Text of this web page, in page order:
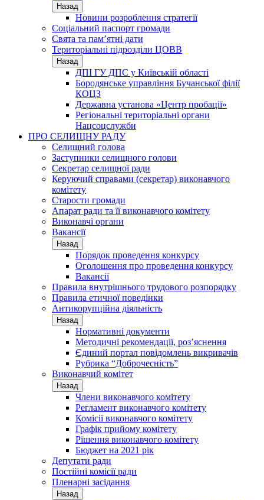
Назад
Новини розроблення стратегії
Соціальний паспорт громади
Свята та пам’ятні дати
Територіальні підрозділи ЦОВВ
Назад
ДПІ ГУ ДПС у Київській області
Бородянське управління Бучанської філії
КОЦЗ
Державна установа «Центр пробації»
Регіональні територіальні органи
Нацсоцслужби
ПРО СЕЛИЩНУ РАДУ
Селищний голова
Заступники селищного голови
Секретар селищної ради
Керуючий справами (секретар) виконавчого
комітету
Старости громади
Апарат ради та її виконавчого комітету
Виконавчі органи
Вакансії
Назад
Порядок проведення конкурсу
Оголошення про проведення конкурсу
Вакансії
Правила внутрішнього трудового розпорядку
Правила етичної поведінки
Антикорупційна діяльність
Назад
Нормативні документи
Методичні рекомендації, роз’яснення
Єдиний портал повідомлень викривачів
Рубрика “Доброчесність”
Виконавчий комітет
Назад
Члени виконавчого комітету
Регламент виконавчого комітету
Комісії виконавчого комітету
Графік прийому комітету
Рішення виконавчого комітету
Бюджет на 2021 рік
Депутати ради
Постійні комісії ради
Пленарні засідання
Назад